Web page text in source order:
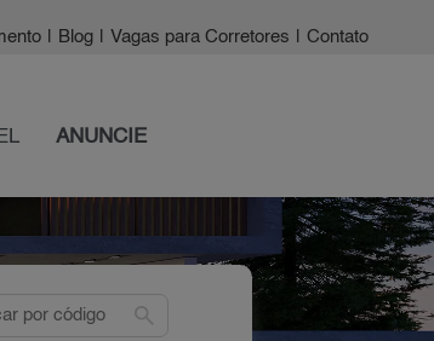
Blog Vagas para Corretores Contato
ANUNCIE
search